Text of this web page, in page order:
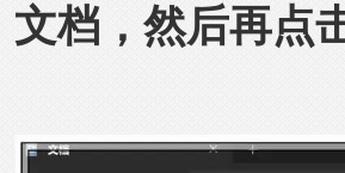
文档，然后再点